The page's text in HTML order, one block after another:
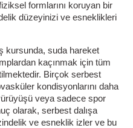
formlarını koruyan bir
düzeyinizi ve esneklikleri
kursunda, suda hareket
kaçınmak için tüm
Birçok serbest
kondisyonlarını daha
veya sadece spor
olarak, serbest dalışa
ve esneklik izler ve bu